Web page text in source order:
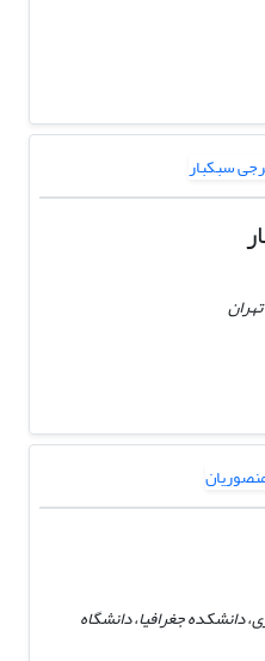
دانشکده جغرافیا، دانشگاه